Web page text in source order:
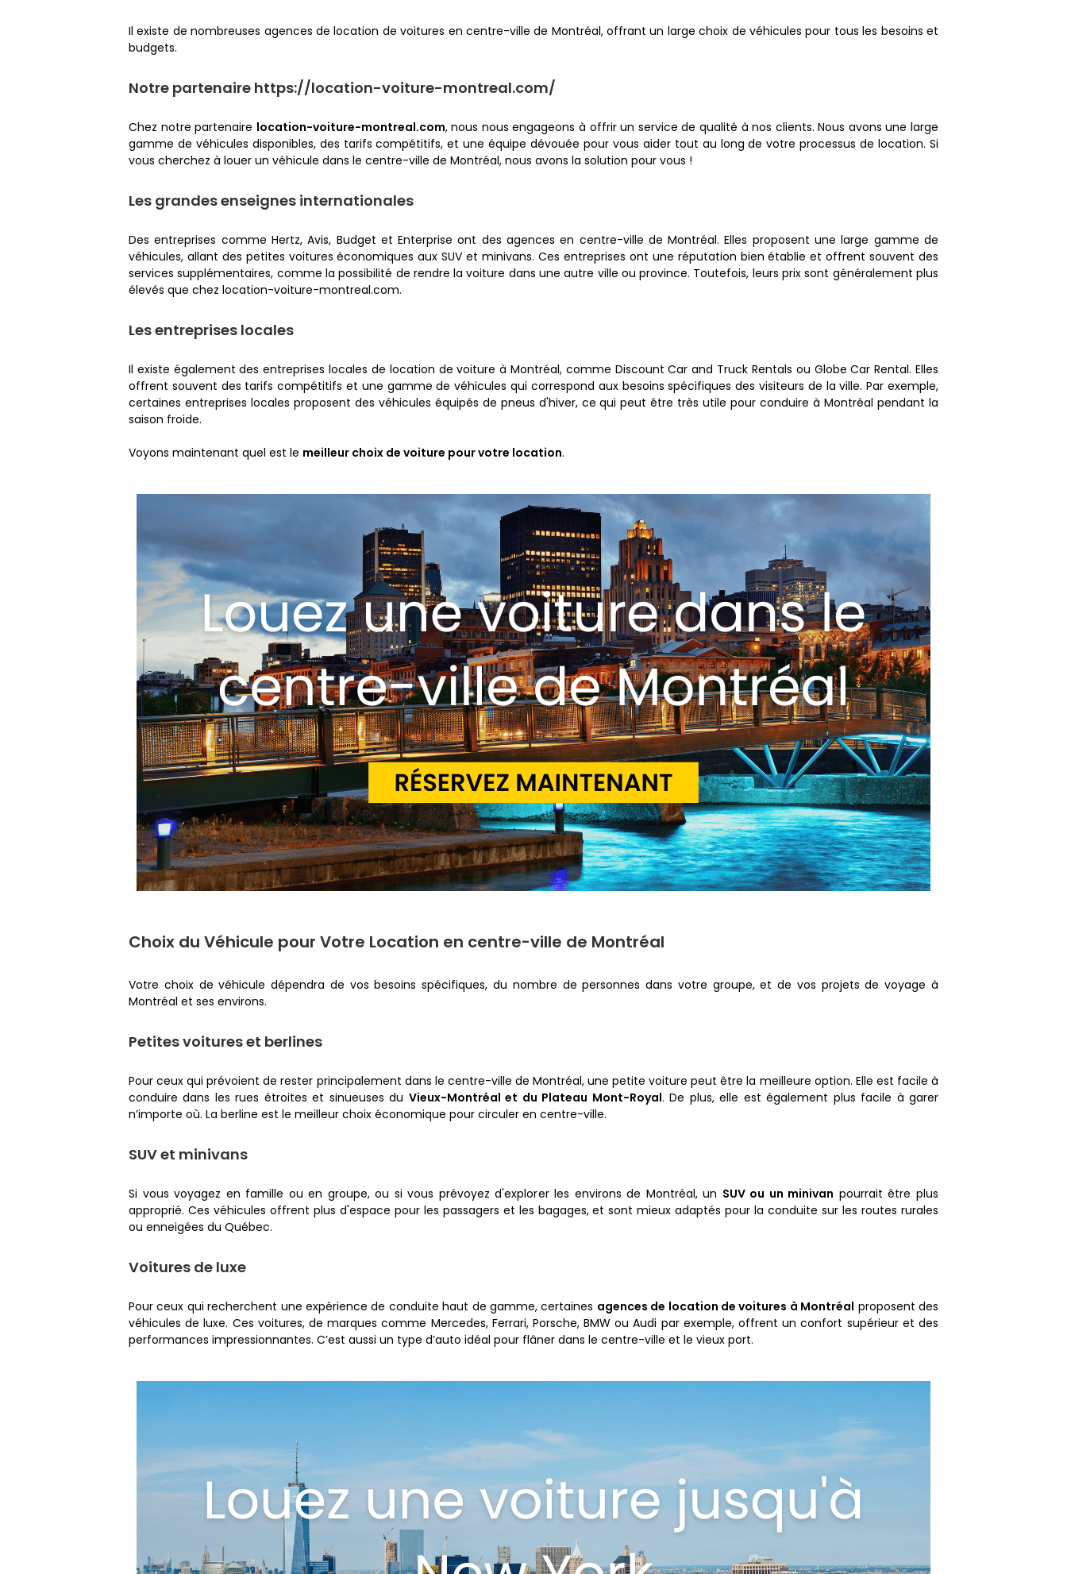
Il existe de nombreuses agences de location de voitures en centre-ville de Montréal, offrant un large choix de véhicules pour tous les besoins et
budgets.
Notre partenaire https://location-voiture-montreal.com/
Chez notre partenaire location-voiture-montreal.com, nous nous engageons à offrir un service de qualité à nos clients. Nous avons une large
gamme de véhicules disponibles, des tarifs compétitifs, et une équipe dévouée pour vous aider tout au long de votre processus de location. Si
vous cherchez à louer un véhicule dans le centre-ville de Montréal, nous avons la solution pour vous !
Les grandes enseignes internationales
Des entreprises comme Hertz, Avis, Budget et Enterprise ont des agences en centre-ville de Montréal. Elles proposent une large gamme de
véhicules, allant des petites voitures économiques aux SUV et minivans. Ces entreprises ont une réputation bien établie et offrent souvent des
services supplémentaires, comme la possibilité de rendre la voiture dans une autre ville ou province. Toutefois, leurs prix sont généralement plus
élevés que chez location-voiture-montreal.com.
Les entreprises locales
Il existe également des entreprises locales de location de voiture à Montréal, comme Discount Car and Truck Rentals ou Globe Car Rental. Elles
offrent souvent des tarifs compétitifs et une gamme de véhicules qui correspond aux besoins spécifiques des visiteurs de la ville. Par exemple,
certaines entreprises locales proposent des véhicules équipés de pneus d'hiver, ce qui peut être très utile pour conduire à Montréal pendant la
saison froide.
Voyons maintenant quel est le meilleur choix de voiture pour votre location.
Choix du Véhicule pour Votre Location en centre-ville de Montréal
Votre choix de véhicule dépendra de vos besoins spécifiques, du nombre de personnes dans votre groupe, et de vos projets de voyage à
Montréal et ses environs.
Petites voitures et berlines
Pour ceux qui prévoient de rester principalement dans le centre-ville de Montréal, une petite voiture peut être la meilleure option. Elle est facile à
conduire dans les rues étroites et sinueuses du Vieux-Montréal et du Plateau Mont-Royal. De plus, elle est également plus facile à garer
n’importe où. La berline est le meilleur choix économique pour circuler en centre-ville.
SUV et minivans
Si vous voyagez en famille ou en groupe, ou si vous prévoyez d'explorer les environs de Montréal, un SUV ou un minivan pourrait être plus
approprié. Ces véhicules offrent plus d'espace pour les passagers et les bagages, et sont mieux adaptés pour la conduite sur les routes rurales
ou enneigées du Québec.
Voitures de luxe
Pour ceux qui recherchent une expérience de conduite haut de gamme, certaines agences de location de voitures à Montréal proposent des
véhicules de luxe. Ces voitures, de marques comme Mercedes, Ferrari, Porsche, BMW ou Audi par exemple, offrent un confort supérieur et des
performances impressionnantes. C’est aussi un type d’auto idéal pour flâner dans le centre-ville et le vieux port.